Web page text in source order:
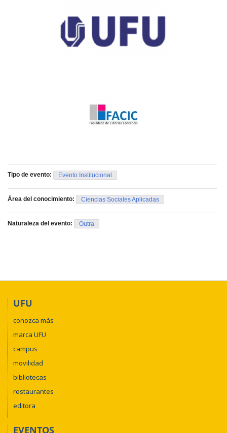
Tipo de evento: Evento Institucional
Área del conocimiento: Ciencias Sociales Aplicadas
Naturaleza del evento: Outra
UFU
conozca más
marca UFU
campus
movilidad
bibliotecas
restaurantes
editora
EVENTOS